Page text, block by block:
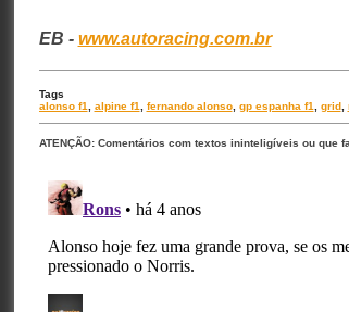
EB - www.autoracing.com.br
Tags
alonso f1, alpine f1, fernando alonso, gp espanha f1, grid,
ATENÇÃO: Comentários com textos ininteligíveis ou que